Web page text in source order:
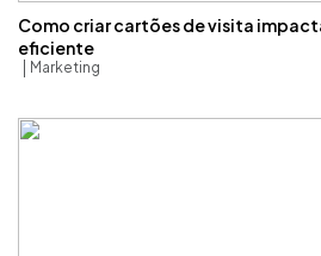
Como criar cartões de visita
eficiente
Marketing